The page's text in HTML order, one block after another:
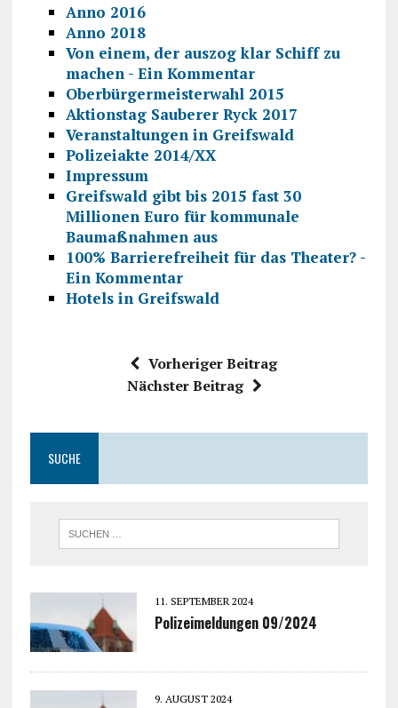
Anno 2016
Anno 2018
Von einem, der auszog klar Schiff zu
machen - Ein Kommentar
Oberbürgermeisterwahl 2015
Aktionstag Sauberer Ryck 2017
Veranstaltungen in Greifswald
Polizeiakte 2014/XX
Impressum
Greifswald gibt bis 2015 fast 30
Millionen Euro für kommunale
Baumaßnahmen aus
100% Barrierefreiheit für das Theater? -
Ein Kommentar
Hotels in Greifswald
Vorheriger Beitrag
Nächster Beitrag
SUCHE
11. SEPTEMBER 2024
Polizeimeldungen 09/2024
9. AUGUST 2024